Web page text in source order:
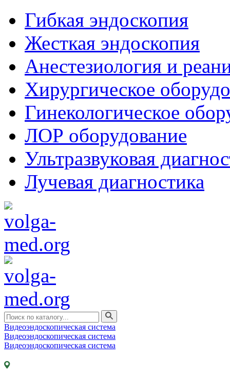
Гибкая эндоскопия
Жесткая эндоскопия
Анестезиология и
Хирургическое
Гинекологическое
ЛОР оборудование
Ультразвуковая
Лучевая диагностика
Видеоэндоскопическая система
Видеоэндоскопическая система
Видеоэндоскопическая система